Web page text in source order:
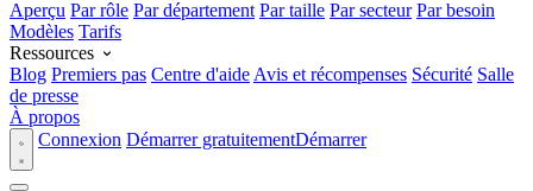
Aperçu Par rôle Par département Par taille Par secteur Par besoin
Modèles Tarifs
Ressources
Blog Premiers pas Centre d'aide Avis et récompenses Sécurité Salle
de presse
À propos
Connexion Démarrer gratuitementDémarrer